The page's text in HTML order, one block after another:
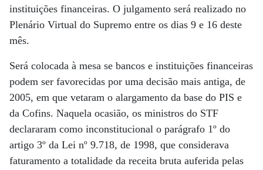
instituições financeiras. O julgamento será realizado no
Plenário Virtual do Supremo entre os dias 9 e 16 deste
mês.
Será colocada à mesa se bancos e instituições financeiras
podem ser favorecidas por uma decisão mais antiga, de
2005, em que vetaram o alargamento da base do PIS e
da Cofins. Naquela ocasião, os ministros do STF
declararam como inconstitucional o parágrafo 1º do
artigo 3º da Lei nº 9.718, de 1998, que considerava
faturamento a totalidade da receita bruta auferida pelas